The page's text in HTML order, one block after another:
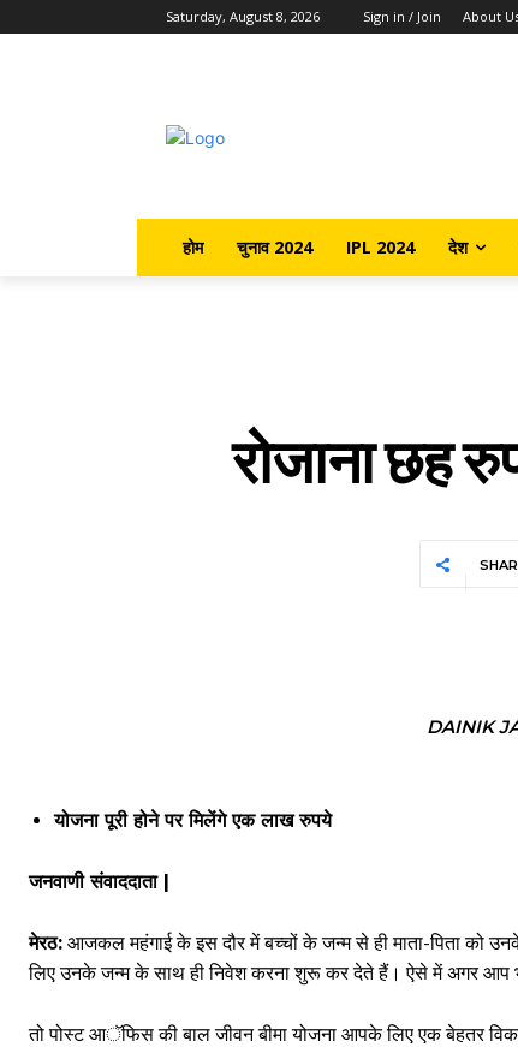
Saturday, August 8, 2026 Sign in / Join About
होम चुनाव 2024 IPL 2024 देश
रोजाना छह
DAINIK
योजना पूरी होने पर मिलेंगे एक लाख रुपये
जनवाणी संवाददाता |
मेरठ: आजकल महंगाई के इस दौर में बच्चों के जन्म से ही माता-पिता को
लिए उनके जन्म के साथ ही निवेश करना शुरू कर देते हैं। ऐसे में अगर आप
तो पोस्ट आॅफिस की बाल जीवन बीमा योजना आपके लिए एक बेहतर